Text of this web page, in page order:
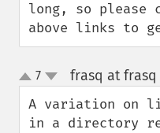
long, so please
above links to
up
down
7 frasq at
A variation on
in a directory